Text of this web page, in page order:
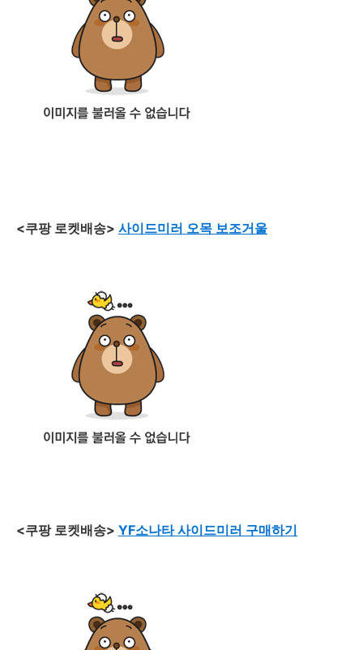
<쿠팡 로켓배송> 사이드미러 오목 보조거울
<쿠팡 로켓배송> YF소나타 사이드미러 구매하기